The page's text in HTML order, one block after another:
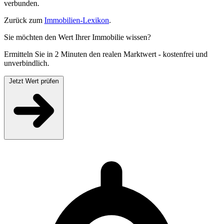
verbunden.
Zurück zum Immobilien-Lexikon.
Sie möchten den Wert Ihrer Immobilie wissen?
Ermitteln Sie in 2 Minuten den realen Marktwert - kostenfrei und
unverbindlich.